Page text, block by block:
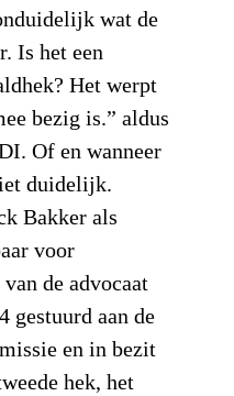
wat de
Is het een
Het werpt
bezig is.” aldus
Of en wanneer
duidelijk.
Bakker als
voor
de advocaat
gestuurd aan de
en in bezit
hek, het